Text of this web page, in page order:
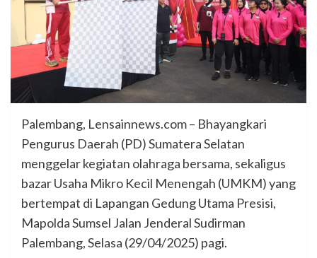
Palembang, Lensainnews.com – Bhayangkari
Pengurus Daerah (PD) Sumatera Selatan
menggelar kegiatan olahraga bersama, sekaligus
bazar Usaha Mikro Kecil Menengah (UMKM) yang
bertempat di Lapangan Gedung Utama Presisi,
Mapolda Sumsel Jalan Jenderal Sudirman
Palembang, Selasa (29/04/2025) pagi.